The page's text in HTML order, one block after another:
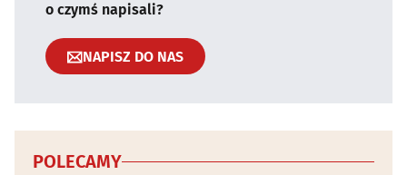
o czymś napisali?
NAPISZ DO NAS
POLECAMY